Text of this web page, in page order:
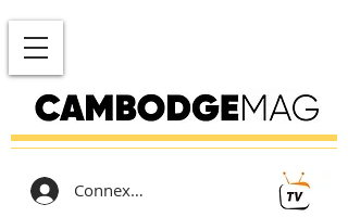
Connexion